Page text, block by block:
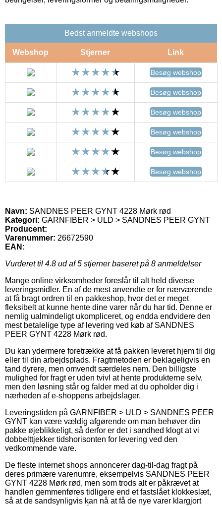
Bedst anmeldte webshops
Webshop Stjerner Link
Besøg webshop
Besøg webshop
Besøg webshop
Besøg webshop
Besøg webshop
Besøg webshop
Navn: SANDNES PEER GYNT 4228 Mørk rød
Kategori: GARNFIBER > ULD > SANDNES PEER GYNT
Producent:
Varenummer: 26672590
EAN:
Vurderet til 4.8 ud af 5 stjerner baseret på 8 anmeldelser
Mange online virksomheder foreslår til alt held diverse
leveringsmidler. En af de mest anvendte er for nærværende
at få bragt ordren til en pakkeshop, hvor det er meget
fleksibelt at kunne hente dine varer når du har tid. Denne er
nemlig ualmindeligt ukompliceret, og endda endvidere den
mest betalelige type af levering ved køb af SANDNES
PEER GYNT 4228 Mørk rød.
Du kan ydermere foretrække at få pakken leveret hjem til dig
eller til din arbejdsplads. Fragtmetoden er beklageligvis en
tand dyrere, men omvendt særdeles nem. Den billigste
mulighed for fragt er uden tvivl at hente produkterne selv,
men den løsning står og falder med at du opholder dig i
nærheden af e-shoppens arbejdslager.
Leveringstiden på GARNFIBER > ULD > SANDNES PEER
GYNT kan være vældig afgørende om man behøver din
pakke øjeblikkeligt, så derfor er det i sandhed klogt at vi
dobbelttjekker tidshorisonten for levering ved den
vedkommende vare.
De fleste internet shops annoncerer dag-til-dag fragt på
deres primære varenumre, eksempelvis SANDNES PEER
GYNT 4228 Mørk rød, men som trods alt er påkrævet at
handlen gemmenføres tidligere end et fastslået klokkeslæt,
så at de sandsynligvis kan nå at få de nye varer klargjort